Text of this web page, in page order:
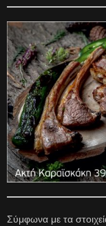
Σύμφωνα με τα